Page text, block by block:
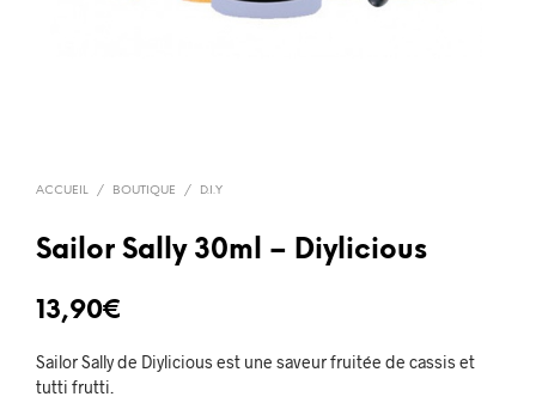
ACCUEIL / BOUTIQUE / D.I.Y
Sailor Sally 30ml – Diylicious
13,90€
Sailor Sally de Diylicious est une saveur fruitée de cassis et
tutti frutti.